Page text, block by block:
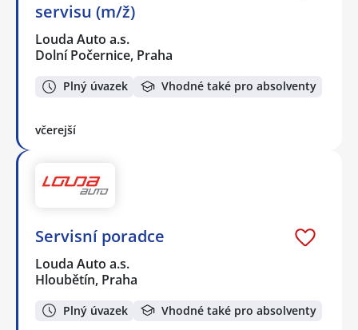
servisu (m/ž)
Louda Auto a.s.
Dolní Počernice, Praha
Plný úvazek Vhodné také pro absolventy
včerejší
Servisní poradce
Louda Auto a.s.
Hloubětín, Praha
Plný úvazek Vhodné také pro absolventy